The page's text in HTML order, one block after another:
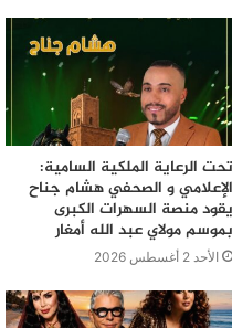
تحت الرعاية الملكية السامية:
الإعلامي و الصحفي هشام جناح
يقود منصة السهرات الكبرى
بموسم مولاي عبد الله أمغار
الأحد 2 أغسطس 2026